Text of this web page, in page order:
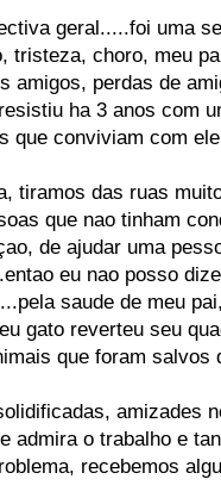
geral.....foi uma
tristeza, choro, meu
amigos, perdas de
ha 3 anos com
que conviviam com
tiramos das ruas
que nao tinham
de ajudar uma
eu nao posso
saude de meu
gato reverteu seu
que foram
amizades
admira o trabalho e
recebemos